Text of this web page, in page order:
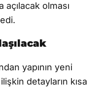
açılacak olması
yapının yeni
detayların kısa